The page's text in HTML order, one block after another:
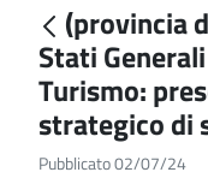
(provincia
Stati
Turismo:
strategico di
Pubblicato 02/07/24